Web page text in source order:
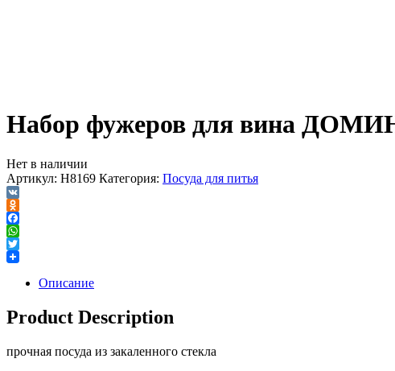
Набор фужеров для вина
Нет в наличии
Артикул: H8169 Категория: Посуда для питья
VK
Odnoklassniki
Facebook
WhatsApp
Twitter
Описание
Product Description
прочная посуда из закаленного стекла